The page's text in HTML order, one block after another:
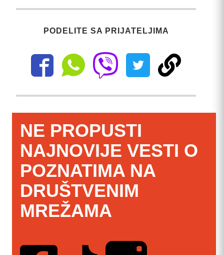
PODELITE SA PRIJATELJIMA
NE PROPUSTI
NAJNOVIJE VESTI O
POZNATIMA NA
DRUŠTVENIM
MREŽAMA